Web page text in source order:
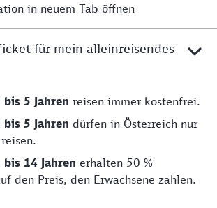
in neuem Tab öffnen
für mein alleinreisendes
5 Jahren reisen immer kostenfrei.
5 Jahren dürfen in Österreich nur
14 Jahren erhalten 50 %
den Preis, den Erwachsene zahlen.